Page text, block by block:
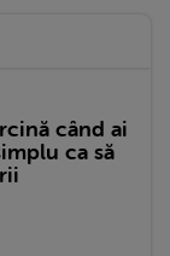
când ai
ca să